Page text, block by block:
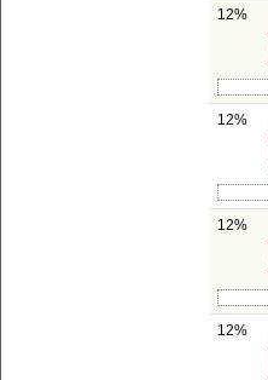
12%
12%
12%
12%